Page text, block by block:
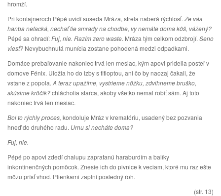
hromží.
Pri kontajneroch Pépé uvidí suseda Mráza, strela naberá rýchlosť. Že vás
hanba nefacká, nechať tie smrady na chodbe, vy nemáte doma kôš, vážený?
Pépé sa ohradí:Fuj, nie. Razím zero waste. Mráza tým celkom odzbrojí. Seno
viesť? Nevybuchnutá munícia zostane pohodená medzi odpadkami.
Domáce prebaľovanie nakoniec trvá len mesiac, kým apovi pridelia posteľ v
domove Fénix. Uložia ho do izby s fitloptou, ani čo by naozaj čakali, že
vstane z popola. A teraz upažíme, vystrieme nôžku, zdvihneme bruško,
skúsime krôčik?chlácholia starca, akoby všetko nemal robiť sám. Aj toto
nakoniec trvá len mesiac.
Bol to rýchly proces, kondoluje Mráz v krematóriu, usadený bez pozvania
hneď do druhého radu. Urnu si necháte doma?
Fuj, nie.
Pépé po apovi zdedí chalupu zapratanú haraburdím a balíky
inkontinenčných pomôcok. Znesie ich do pivnice k veciam, ktoré mu raz ešte
môžu prísť vhod. Plienkami zaplní posledný roh.
(str. 13)